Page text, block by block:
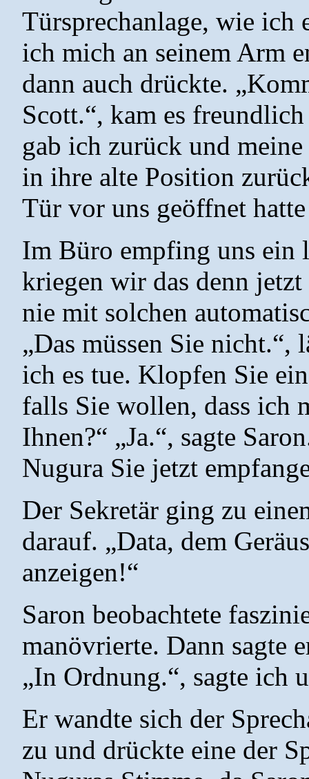
Türsprechanlage, wie ich
ich mich an seinem Arm
dann auch drückte.
Scott.“, kam es
gab ich zurück und
in ihre alte Position
Tür vor uns geöffnet
Im Büro empfing uns ein
kriegen wir das denn
nie mit solchen
„Das müssen Sie nicht.“,
ich es tue. Klopfen Sie
falls Sie wollen, dass ich
Ihnen?“ „Ja.“, sagte
Nugura Sie jetzt
Der Sekretär ging zu
darauf. „Data, dem
anzeigen!“
Saron beobachtete
manövrierte. Dann sagte
„In Ordnung.“, sagte ich
Er wandte sich der
zu und drückte eine der